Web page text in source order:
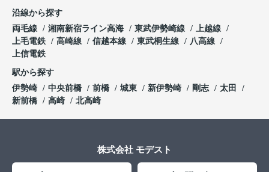
沿線から探す
両毛線
湘南新宿ライン高海 東武伊勢崎線
上越線
上毛電鉄
高崎線 信越本線 東武桐生線
八高線
上信電鉄
駅から探す
伊勢崎
中央前橋 前橋 城東 新伊勢崎 剛志
太田
新前橋
高崎 北高崎
株式会社 モデスト